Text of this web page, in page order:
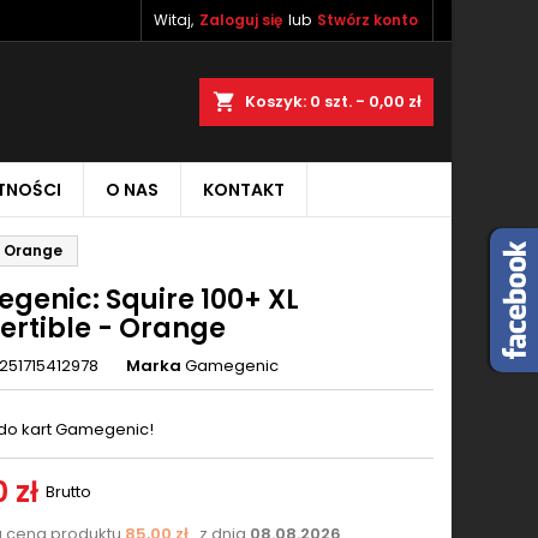
Witaj, Zaloguj się lub Stwórz konto
Koszyk 0 szt. - 0,00 zł
O NAS KONTAKT
Orange
Squire 100+ XL
- Orange
Marka Gamegenic
kart Gamegenic!
zł Brutto